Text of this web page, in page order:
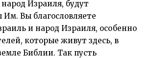
народ Израиля, будут
Им. Вы благословляете
и народ Израиля, особенно
которые живут здесь, в
Библии. Так пусть